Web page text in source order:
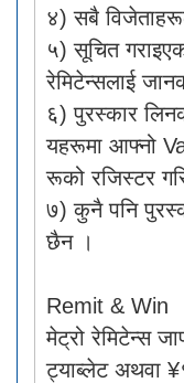
४) सबै
५) सूचित
रेमिटेन्सलाई
६) पुरस्कार
यहरूमा आफ्नो
रूको रजिस्टर
७) कुनै पनि
छैन ।
Remit & Win
मेट्रो रेमिटेन्स
ट्याब्लेट अथवा